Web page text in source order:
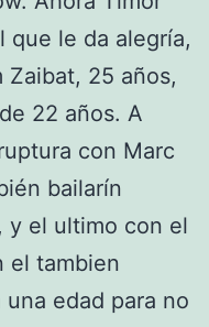
que le da alegría,
Zaibat, 25 años,
22 años. A
con Marc
bailarín
y el ultimo con el
el tambien
edad para no